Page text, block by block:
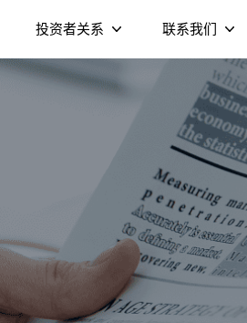
4K Google TV 音箱
Wi-Fi 6 AX3000 双频无线
路由器（NM3098B）
投资者关系
联系我们
联系我们
联系我们
加入我们